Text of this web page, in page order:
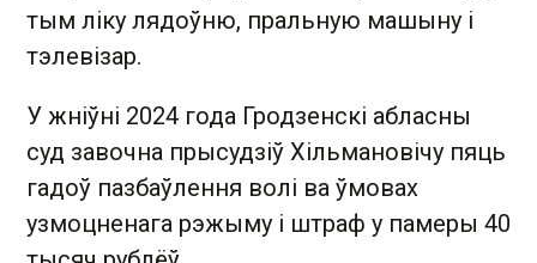
тым ліку лядоўню, пральную машыну і
тэлевізар.
У жніўні 2024 года Гродзенскі абласны
суд завочна прысудзіў Хільмановічу пяць
гадоў пазбаўлення волі ва ўмовах
узмоцненага рэжыму і штраф у памеры 40